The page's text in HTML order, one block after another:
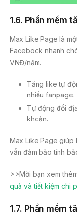
1.6. Phần mềm
Max Like Page là
Facebook nhanh
VNĐ/năm.
Tăng like tự
nhiều fanpage.
Tự động đổi
khoản.
Max Like Page giúp
vẫn đảm bảo tính
>>Mời bạn xem
quả và tiết kiệm chi
1.7. Phần mềm